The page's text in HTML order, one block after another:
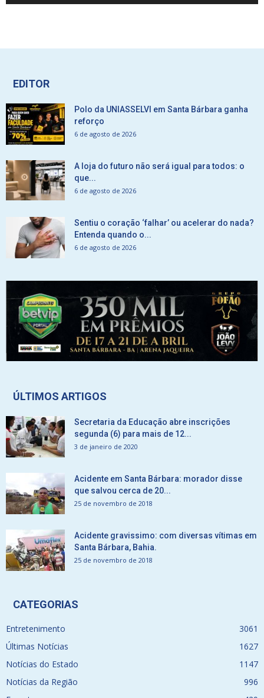
EDITOR
Polo da UNIASSELVI em Santa Bárbara ganha
reforço
6 de agosto de 2026
A loja do futuro não será igual para todos: o
que...
6 de agosto de 2026
Sentiu o coração ‘falhar’ ou acelerar do nada?
Entenda quando o...
6 de agosto de 2026
ÚLTIMOS ARTIGOS
Secretaria da Educação abre inscrições
segunda (6) para mais de 12...
3 de janeiro de 2020
Acidente em Santa Bárbara: morador disse
que salvou cerca de 20...
25 de novembro de 2018
Acidente gravissimo: com diversas vítimas em
Santa Bárbara, Bahia.
25 de novembro de 2018
CATEGORIAS
Entretenimento
3061
Últimas Notícias
1627
Notícias do Estado
1147
Notícias da Região
996